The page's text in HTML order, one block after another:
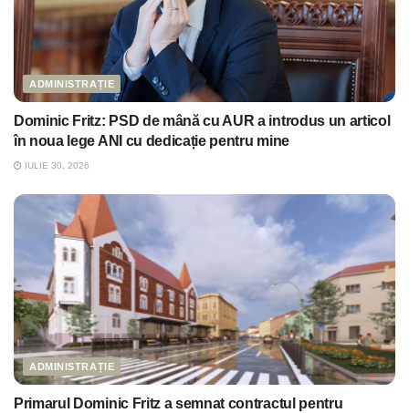
ADMINISTRAȚIE
Dominic Fritz: PSD de mână cu AUR a introdus un articol
în noua lege ANI cu dedicație pentru mine
IULIE 30, 2026
ADMINISTRAȚIE
Primarul Dominic Fritz a semnat contractul pentru